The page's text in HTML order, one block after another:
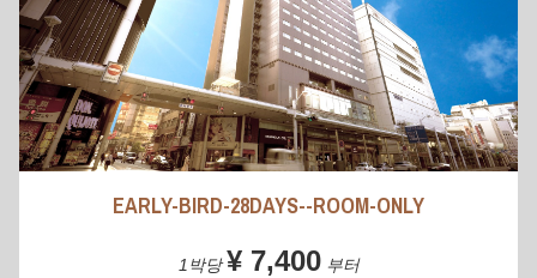
EARLY-BIRD-28DAYS--ROOM-ONLY
1박당¥ 7,400부터